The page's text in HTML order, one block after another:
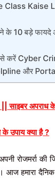
Class Kaise
10 बड़े फायदे
करें Cyber
और
||साइबर अपराध
के उपाय क्या है?
रोजमर्रा की
आजहमारा दैनिक